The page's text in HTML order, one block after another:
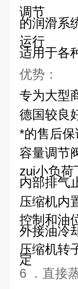
调节
的润滑系
运行
适用于各
优势：
专为大型
德国较良
*的售后
容量调节
zui小负荷
内部排气
压缩机内
控制和油
外接油冷
压缩机转
定
6 ．直接